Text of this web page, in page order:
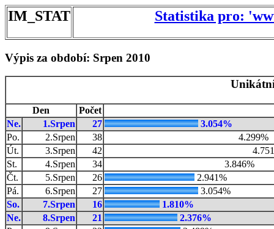
IM_STAT Statistika pro:
Výpis za období: Srpen 2010
Den
Počet
Ne.
1.Srpen 27
3.054%
Po.
2.Srpen 38
4.299%
Út.
3.Srpen 42
St.
4.Srpen 34
3.846%
Čt.
5.Srpen 26
2.941%
Pá.
6.Srpen 27
3.054%
So.
7.Srpen 16
1.810%
Ne.
8.Srpen 21
2.376%